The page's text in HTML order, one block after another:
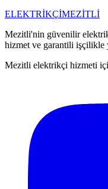
ELEKTRİKÇİMEZİTLİ
Mezitli'nin güvenilir
hizmet ve garantili işçilikle
Mezitli elektrikçi hizmeti